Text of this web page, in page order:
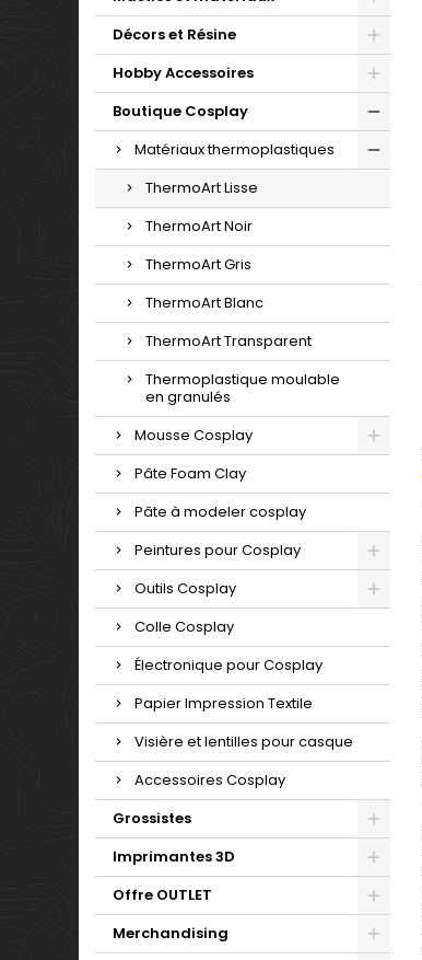
Décors et Résine
Hobby Accessoires
Boutique Cosplay
Matériaux thermoplastiques
ThermoArt Lisse
ThermoArt Noir
ThermoArt Gris
ThermoArt Blanc
ThermoArt Transparent
Thermoplastique moulable
en granulés
Mousse Cosplay
Pâte Foam Clay
Pâte à modeler cosplay
Peintures pour Cosplay
Outils Cosplay
Colle Cosplay
Électronique pour Cosplay
Papier Impression Textile
Visière et lentilles pour casque
Accessoires Cosplay
Grossistes
Imprimantes 3D
Offre OUTLET
Merchandising